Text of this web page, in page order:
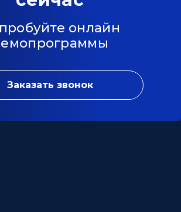
онлайн
Заказать звонок